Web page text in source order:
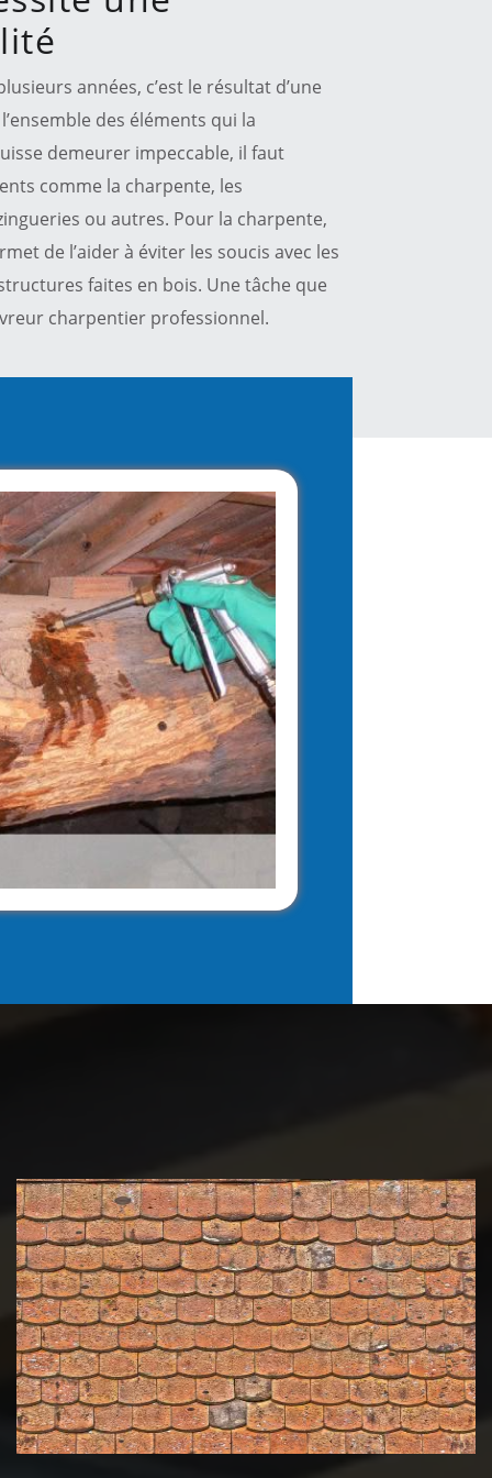
années, c’est le résultat d’une
des éléments qui la
demeurer impeccable, il faut
comme la charpente, les
ou autres. Pour la charpente,
de l’aider à éviter les soucis avec les
faites en bois. Une tâche que
charpentier professionnel.
Nettoyage et démoussage de
toiture 39 Jura